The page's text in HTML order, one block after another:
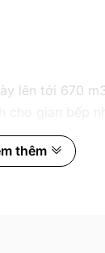
lên tới 670
gian bếp
thêm